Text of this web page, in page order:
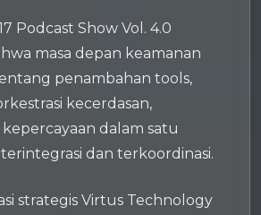
Podcast Show Vol. 4.0
masa depan keamanan
penambahan tools,
kecerdasan,
kepercayaan dalam satu
dan terkoordinasi.
strategis Virtus Technology